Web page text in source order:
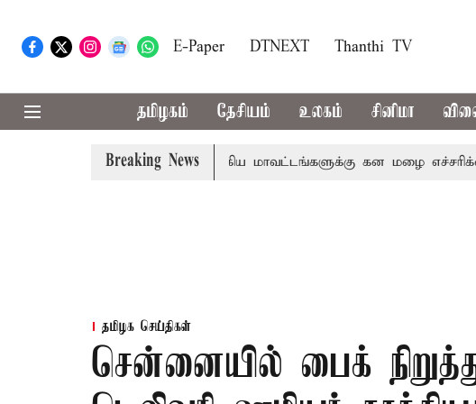
E-Paper DTNEXT Thanthi TV
தமிழகம் தேசியம் உலகம் சினிமா
Breaking News
கோவை, தேனி,நீலகிரி ஆகிய மாவட்டங்களுக்கு கன மழை எச்சரிக்கை
தமிழக செய்திகள்
சென்னையில் பைக்